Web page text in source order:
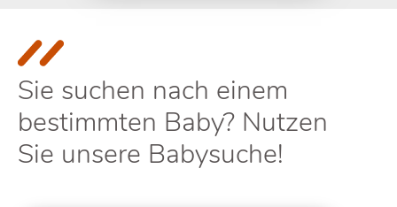
Sie suchen nach einem
bestimmten Baby? Nutzen
Sie unsere Babysuche!